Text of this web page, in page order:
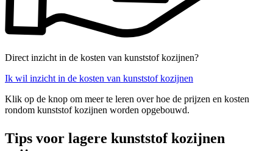
Direct inzicht in de kosten van kunststof kozijnen?
Ik wil inzicht in de kosten van kunststof kozijnen
Klik op de knop om meer te leren over hoe de prijzen en kosten
rondom kunststof kozijnen worden opgebouwd.
Tips voor lagere kunststof kozijnen